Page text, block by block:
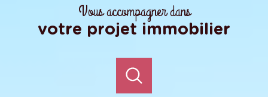
Vous accompagner dans
votre projet immobilier